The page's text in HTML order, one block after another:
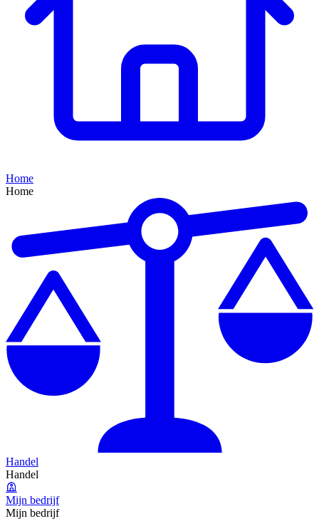
Home
Home
Handel
Handel
Mijn bedrijf
Mijn bedrijf